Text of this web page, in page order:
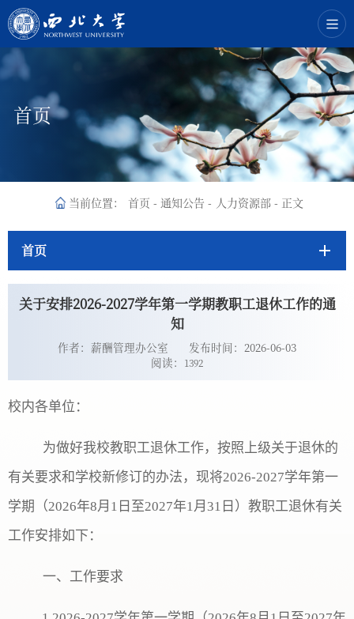
首页
当前位置： 首页 - 通知公告 - 人力资源部 - 正文
首页
关于安排2026-2027学年第一学期教职工退休工作的通
知
作者：薪酬管理办公室
发布时间：2026-06-03
阅读：
1392
校内各单位：
为做好我校教职工退休工作，按照上级关于退休的
有关要求和学校新修订的办法，现将2026-2027学年第一
学期（2026年8月 1日至2027年1 月 31日）教职工退休有关
工作安排如下：
一、工作要求